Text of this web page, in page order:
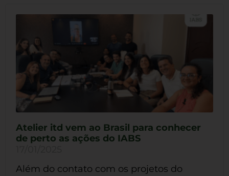
Atelier itd vem ao Brasil para conhecer
de perto as ações do IABS
Além do contato com os projetos do